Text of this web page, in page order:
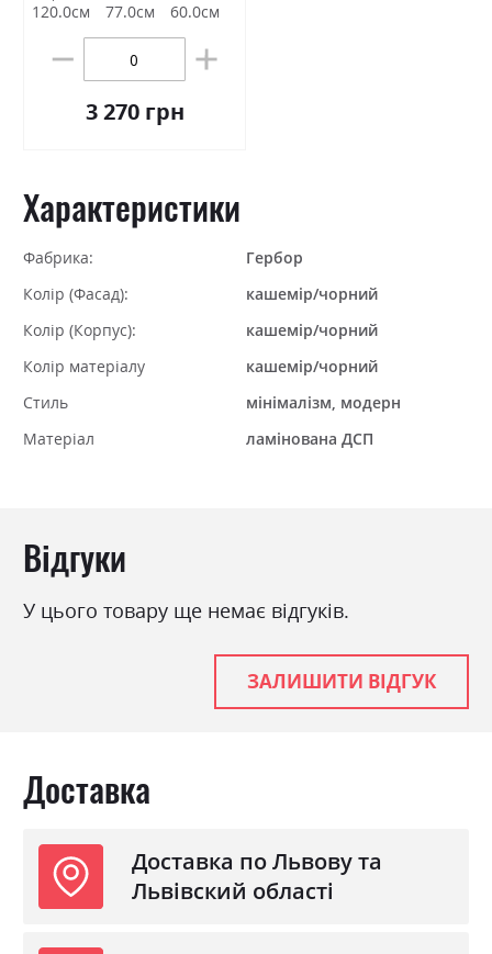
120.0см 77.0см 60.0см
3 270 грн
Характеристики
Фабрика:
Гербор
Колір (Фасад):
кашемір/чорний
Колір (Корпус):
кашемір/чорний
Колір матеріалу
кашемір/чорний
Стиль
мінімалізм, модерн
Матеріал
ламінована ДСП
Відгуки
У цього товару ще немає відгуків.
ЗАЛИШИТИ ВІДГУК
Доставка
Доставка по Львову та
Львівский області